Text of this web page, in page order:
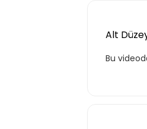
Alt
Bu